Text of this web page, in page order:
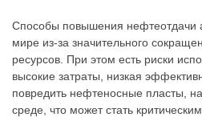
Способы повышения нефтеотдачи
мире из-за значительного
ресурсов. При этом есть риски
высокие затраты, низкая
повредить нефтеносные пласты,
среде, что может стать